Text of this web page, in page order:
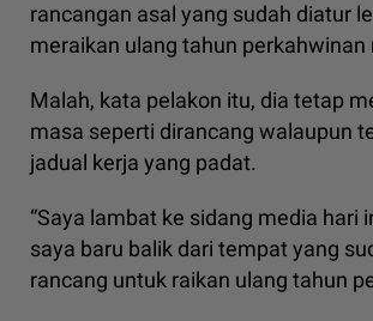
rancangan asal yang sudah diatur
meraikan ulang tahun perkahwinan
Malah, kata pelakon itu, dia tetap
masa seperti dirancang walaupun
jadual kerja yang padat.
“Saya lambat ke sidang media hari
saya baru balik dari tempat yang
rancang untuk raikan ulang tahun